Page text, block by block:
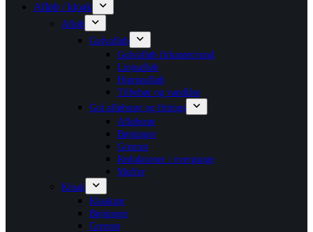
Afløb / kloak
Afløb
Gulvafløb
Gulvafløb firkantet/rund
Linjeafløb
Hjørneafløb
Tilbehør og vandlåse
Grå afløbsrør og fittings
Afløbsrør
Bøjninger
Grenrør
Reduktioner / overgange
Muffer
Kloak
Kloakrør
Bøjninger
Grenrør